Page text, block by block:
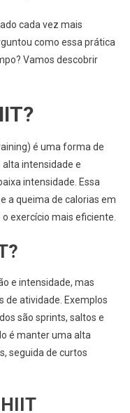
cada vez mais
como essa prática
Vamos descobrir
é uma forma de
intensidade e
intensidade. Essa
a queima de calorias em
exercício mais eficiente.
e intensidade, mas
de atividade. Exemplos
são sprints, saltos e
é manter uma alta
seguida de curtos